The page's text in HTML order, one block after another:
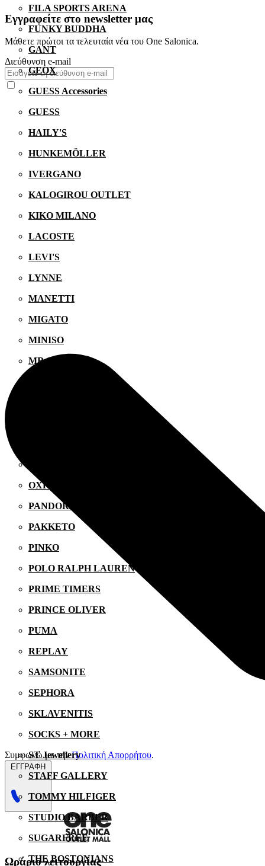
FILA SPORTS ARENA
FUNKY BUDDHA
GANT
GEOX
GUESS Accessories
GUESS
HAILY'S
HUNKEMÖLLER
IVERGANO
KALOGIROU OUTLET
KIKO MILANO
LACOSTE
LEVI'S
LYNNE
MANETTI
MIGATO
MINISO
MR GADGET
OXFORD COMPANY
PANDORA
PAKKETO
PINKO
POLO RALPH LAUREN
PRIME TIMERS
PRINCE OLIVER
PUMA
REPLAY
SAMSONITE
SEPHORA
SKLAVENITIS
SOCKS + MORE
ST Jewellery
STAFF GALLERY
TOMMY HILFIGER
STUDIO BARBER
SUGARFREE
THE BOSTONIANS
Εγγραφείτε στο newsletter μας
Μάθετε πρώτοι τα τελευταία νέα του One Salonica.
Διεύθυνση e-mail
Συμφωνώ με τηνΠολιτική Απορρήτου.
ΕΓΓΡΑΦΗ
Ωράριο λειτουργίας